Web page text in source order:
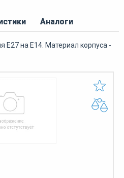
Аналоги
Е27 на Е14. Материал корпуса -